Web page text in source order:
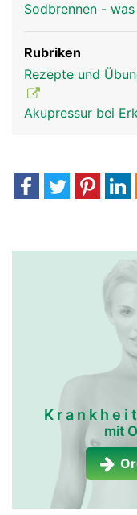
Sodbrennen -
Rubriken
Rezepte und
Akupressur bei
mit